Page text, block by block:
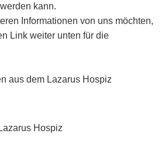
kann.
Informationen von uns möchten,
Link weiter unten für die
aus dem Lazarus Hospiz
Hospiz